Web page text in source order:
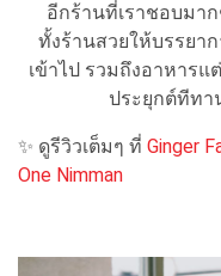
อีกร้านที่เราชอบมาก
ทั้งร้านสวยให้บรรยา
เข้าไป รวมถึงอาหารแ
ประยุกต์ทีทา
✨ ดูรีวิวเต็มๆ ที่ Ginger
One Nimman